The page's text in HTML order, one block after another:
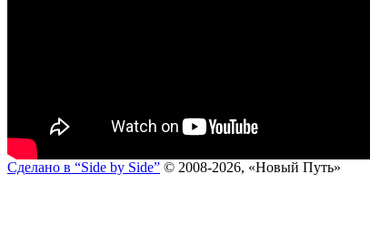
Сделано в “Side by Side” © 2008-2026, «Новый Путь»